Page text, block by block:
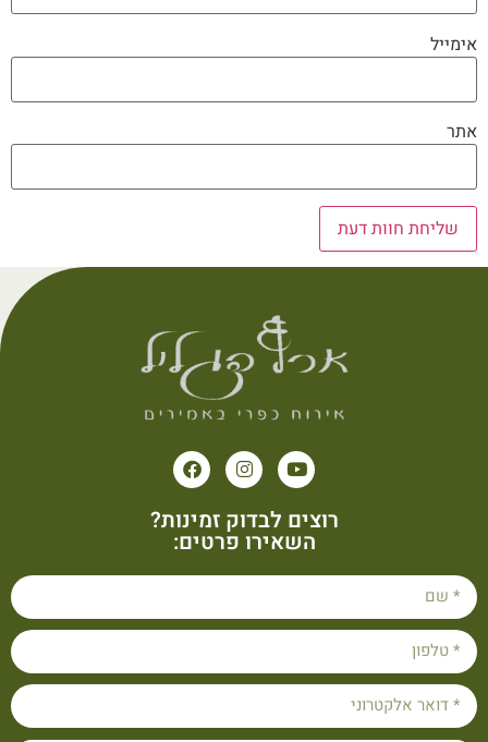
אימייל
אתר
רוצים לבדוק זמינות?
השאירו פרטים: